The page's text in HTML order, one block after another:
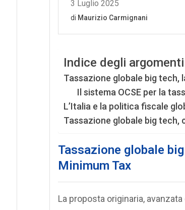
Indice degli argomenti
Tassazione globale big tech,
Il sistema OCSE per la
L’Italia e la politica fiscale
Tassazione globale big tech,
Tassazione globale
Minimum Tax
La proposta originaria,